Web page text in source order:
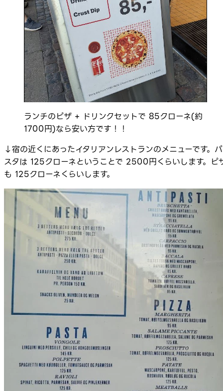
ランチのピザ + ドリンクセットで 85クローネ(約
1700円)なら安い方です！！
↓宿の近くにあったイタリアンレストランのメニューです。パ
スタは 125クローネということで 2500円くらいします。ピ
も 125クローネくらいします。